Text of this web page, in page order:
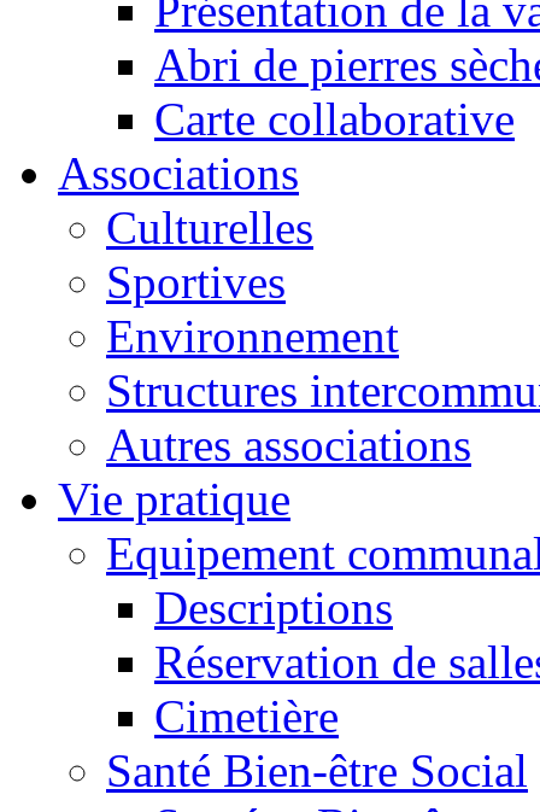
Abri de pierres
Carte collaborative
Associations
Culturelles
Sportives
Environnement
Structures
Autres associations
Vie pratique
Equipement
Descriptions
Réservation de
Cimetière
Santé Bien-être Social